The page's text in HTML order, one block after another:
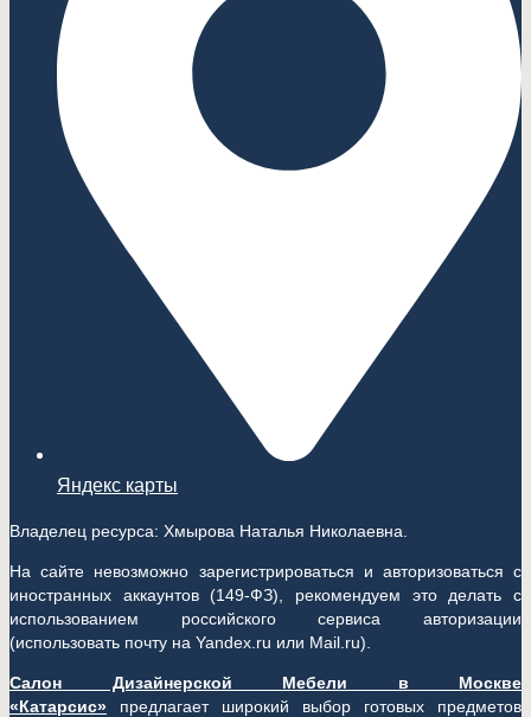
Яндекс карты
Владелец ресурса: Хмырова Наталья Николаевна.
На сайте невозможно зарегистрироваться и авторизоваться с
иностранных аккаунтов (149-ФЗ), рекомендуем это делать с
использованием российского сервиса авторизации
(использовать почту на Yandex.ru или Mail.ru).
Салон Дизайнерской Мебели в Москве
«Катарсис»
предлагает широкий выбор готовых предметов